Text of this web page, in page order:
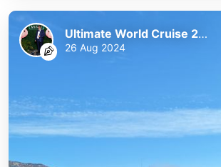
Ultimate World Cruise 2023/24
26 Aug 2024